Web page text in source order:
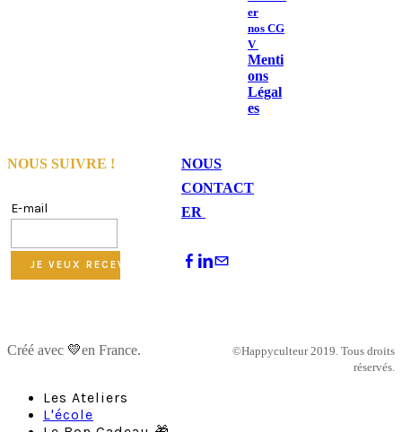
er
nos CG
V
Menti
ons
Légal
es
NOUS SUIVRE !
E-mail
NOUS
CONTACT
ER
Créé avec 💛en France.
©Happyculteur 2019. Tous droits
réservés.
Les Ateliers
L'école